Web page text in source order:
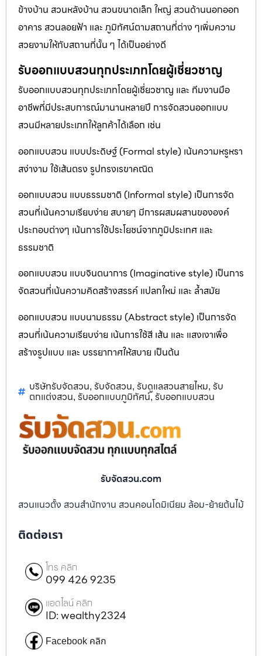
ข้างบ้าน สวนหลังบ้าน สวนขนาดเล็ก ใหญ่ สวนด้านนอกออก
อาคาร สวนลอยฟ้า และ ภูมิทัศน์ตามสถานที่ต่าง ๆเพิ่มความ
สวยงามให้กับสถานที่นั้น ๆ ได้เป็นอย่างดี
รับออกแบบสวนทุกประเภทโดยผู้เชี่ยวชาญ
รับออกแบบสวนทุกประเภทโดยผู้เชี่ยวชาญ และ ทีมงานมือ
อาชีพที่มีประสบการณ์มานานหลายปี การจัดสวนออกแบบ
สวนมีหลายประเภทให้ลูกค้าได้เลือก เช่น
ออกแบบสวน แบบประดิษฐ์ (Formal style) เน้นความหรูหรา
สง่างาม ใช้เส้นตรง รูปทรงเรขาคณิต
ออกแบบสวน แบบธรรมชาติ (Informal style) เป็นการจัด
สวนที่เน้นความเรียบง่าย สบายๆ มีการผสมผสานขององค์
ประกอบต่างๆ เน้นการใช้ประโยชน์จากภูมิประเทศ และ
ธรรมชาติ
ออกแบบสวน แบบจินตนาการ (Imaginative style) เป็นการ
จัดสวนที่เน้นความคิดสร้างสรรค์ แปลกใหม่ และ ล้ำสมัย
ออกแบบสวน แบบนามธรรม (Abstract style) เป็นการจัด
สวนที่เน้นความเรียบง่าย เน้นการใช้สี เส้น และ แสงเงาเพื่อ
สร้างรูปแบบ และ บรรยากาศให้สบาย เป็นต้น
บริษัทรับจัดสวน, รับจัดสวน, รับดูแลสวนสายไหม, รับ
ตกแต่งสวน, รับออกแบบภูมิทัศน์,รับออกแบบสวน
รับจัดสวน.com
สวนแนวตั้ง สวนสำนักงาน สวนคอนโดมิเนียม ล้อม-ย้ายต้นไม้
ติดต่อเรา
โทร คลิก
099 426 9235
แอดไลน์ คลิก
ID: wealthy2324
Facebook คลิก